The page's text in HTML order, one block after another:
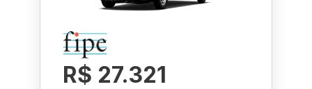
R$ 27.321